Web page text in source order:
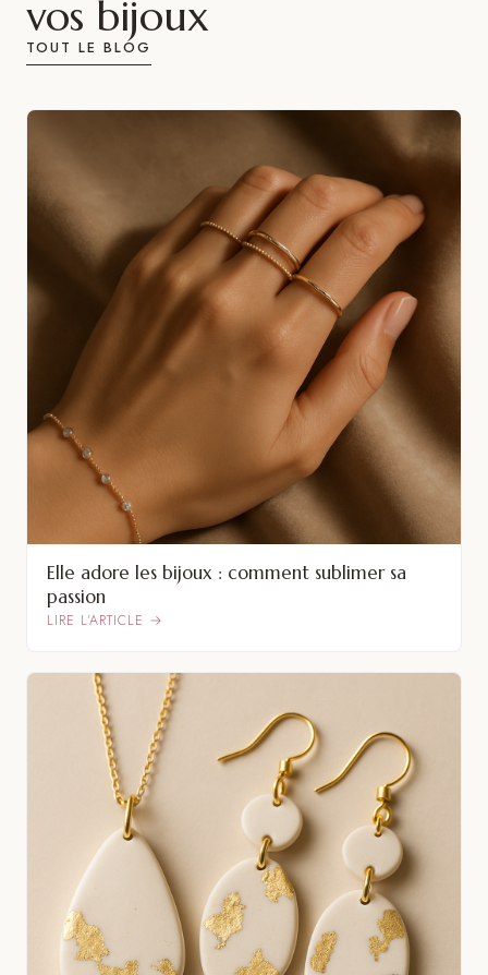
vos bijoux
TOUT LE BLOG
Elle adore les bijoux : comment sublimer sa
passion
LIRE L’ARTICLE →